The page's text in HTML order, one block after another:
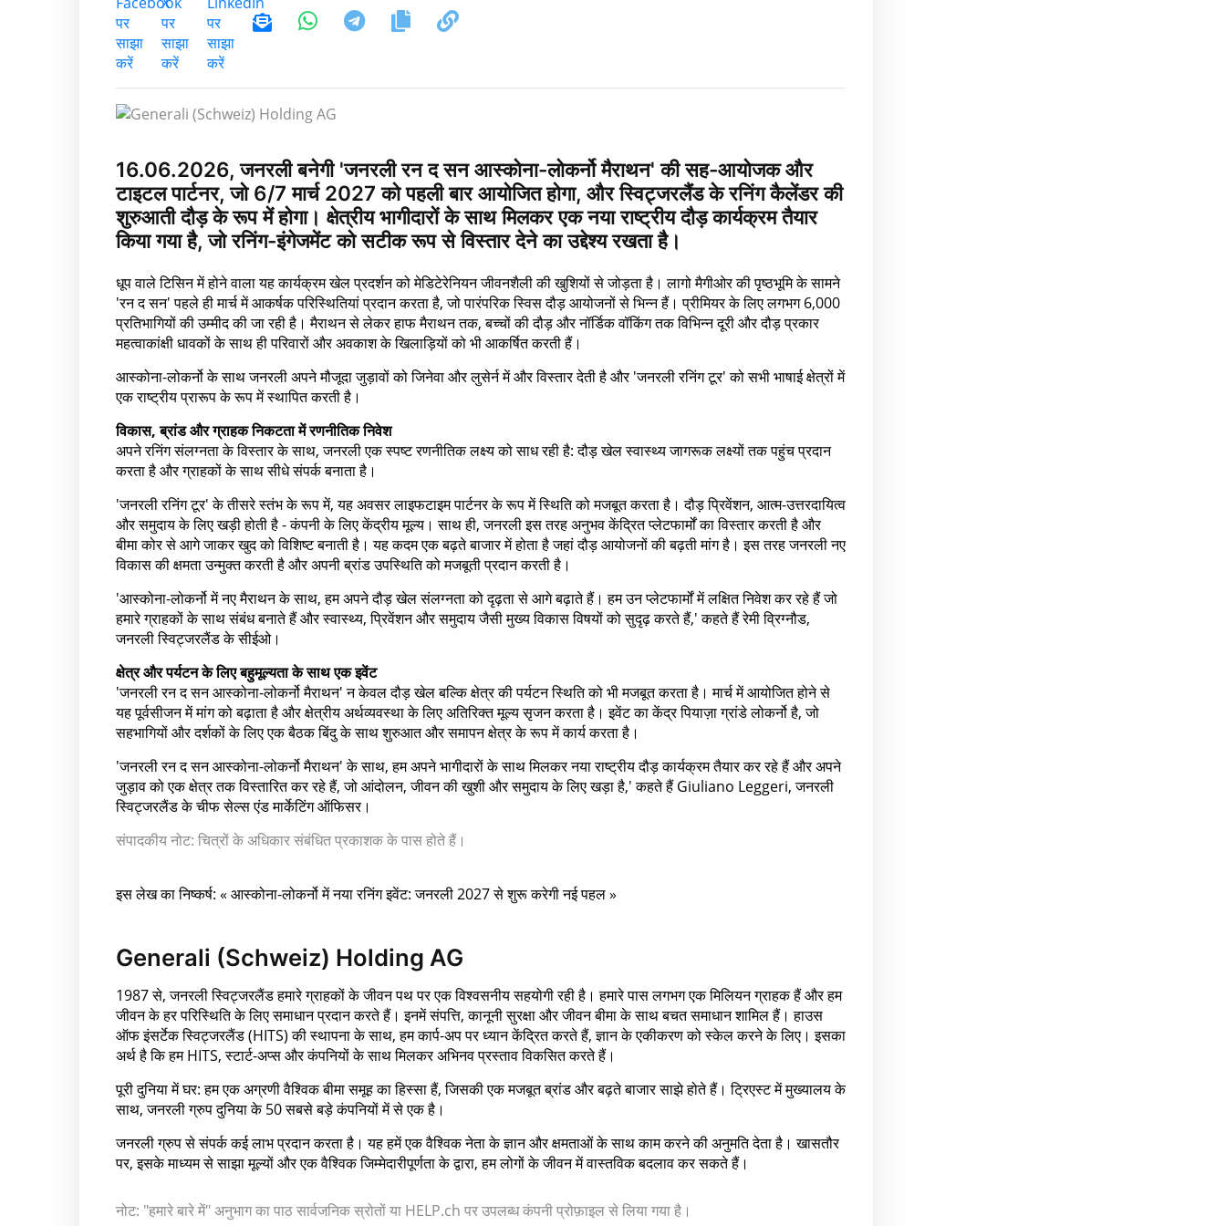
16.06.2026, जनरली बनेगी 'जनरली रन द सन आस्कोना-लोकर्नो मैराथन' की सह-आयोजक और
टाइटल पार्टनर, जो 6/7 मार्च 2027 को पहली बार आयोजित होगा, और स्विट्जरलैंड के रनिंग कैलेंडर की
शुरुआती दौड़ के रूप में होगा। क्षेत्रीय भागीदारों के साथ मिलकर एक नया राष्ट्रीय दौड़ कार्यक्रम तैयार
किया गया है, जो रनिंग-इंगेजमेंट को सटीक रूप से विस्तार देने का उद्देश्य रखता है।
धूप वाले टिसिन में होने वाला यह कार्यक्रम खेल प्रदर्शन को मेडिटेरेनियन जीवनशैली की खुशियों से जोड़ता है। लागो मैगीओर की पृष्ठभूमि के सामने
'रन द सन' पहले ही मार्च में आकर्षक परिस्थितियां प्रदान करता है, जो पारंपरिक स्विस दौड़ आयोजनों से भिन्न हैं। प्रीमियर के लिए लगभग 6,000
प्रतिभागियों की उम्मीद की जा रही है। मैराथन से लेकर हाफ मैराथन तक, बच्चों की दौड़ और नॉर्डिक वॉकिंग तक विभिन्न दूरी और दौड़ प्रकार
महत्वाकांक्षी धावकों के साथ ही परिवारों और अवकाश के खिलाड़ियों को भी आकर्षित करती हैं।
आस्कोना-लोकर्नो के साथ जनरली अपने मौजूदा जुड़ावों को जिनेवा और लुसेर्न में और विस्तार देती है और 'जनरली रनिंग टूर' को सभी भाषाई क्षेत्रों में
एक राष्ट्रीय प्रारूप के रूप में स्थापित करती है।
विकास, ब्रांड और ग्राहक निकटता में रणनीतिक निवेश
अपने रनिंग संलग्नता के विस्तार के साथ, जनरली एक स्पष्ट रणनीतिक लक्ष्य को साध रही है: दौड़ खेल स्वास्थ्य जागरूक लक्ष्यों तक पहुंच प्रदान
करता है और ग्राहकों के साथ सीधे संपर्क बनाता है।
'जनरली रनिंग टूर' के तीसरे स्तंभ के रूप में, यह अवसर लाइफटाइम पार्टनर के रूप में स्थिति को मजबूत करता है। दौड़ प्रिवेंशन, आत्म-उत्तरदायित्व
और समुदाय के लिए खड़ी होती है - कंपनी के लिए केंद्रीय मूल्य। साथ ही, जनरली इस तरह अनुभव केंद्रित प्लेटफार्मों का विस्तार करती है और
बीमा कोर से आगे जाकर खुद को विशिष्ट बनाती है। यह कदम एक बढ़ते बाजार में होता है जहां दौड़ आयोजनों की बढ़ती मांग है। इस तरह जनरली नए
विकास की क्षमता उन्मुक्त करती है और अपनी ब्रांड उपस्थिति को मजबूती प्रदान करती है।
'आस्कोना-लोकर्नो में नए मैराथन के साथ, हम अपने दौड़ खेल संलग्नता को दृढ़ता से आगे बढ़ाते हैं। हम उन प्लेटफार्मों में लक्षित निवेश कर रहे हैं जो
हमारे ग्राहकों के साथ संबंध बनाते हैं और स्वास्थ्य, प्रिवेंशन और समुदाय जैसी मुख्य विकास विषयों को सुदृढ़ करते हैं,' कहते हैं रेमी व्रिग्नौड,
जनरली स्विट्जरलैंड के सीईओ।
क्षेत्र और पर्यटन के लिए बहुमूल्यता के साथ एक इवेंट
'जनरली रन द सन आस्कोना-लोकर्नो मैराथन' न केवल दौड़ खेल बल्कि क्षेत्र की पर्यटन स्थिति को भी मजबूत करता है। मार्च में आयोजित होने से
यह पूर्वसीजन में मांग को बढ़ाता है और क्षेत्रीय अर्थव्यवस्था के लिए अतिरिक्त मूल्य सृजन करता है। इवेंट का केंद्र पियाज़ा ग्रांडे लोकर्नो है, जो
सहभागियों और दर्शकों के लिए एक बैठक बिंदु के साथ शुरुआत और समापन क्षेत्र के रूप में कार्य करता है।
'जनरली रन द सन आस्कोना-लोकर्नो मैराथन' के साथ, हम अपने भागीदारों के साथ मिलकर नया राष्ट्रीय दौड़ कार्यक्रम तैयार कर रहे हैं और अपने
जुड़ाव को एक क्षेत्र तक विस्तारित कर रहे हैं, जो आंदोलन, जीवन की खुशी और समुदाय के लिए खड़ा है,' कहते हैं Giuliano Leggeri, जनरली
स्विट्जरलैंड के चीफ सेल्स एंड मार्केटिंग ऑफिसर।
संपादकीय नोट: चित्रों के अधिकार संबंधित प्रकाशक के पास होते हैं।
इस लेख का निष्कर्ष: « आस्कोना-लोकर्नो में नया रनिंग इवेंट: जनरली 2027 से शुरू करेगी नई पहल »
Generali (Schweiz) Holding AG
1987 से, जनरली स्विट्जरलैंड हमारे ग्राहकों के जीवन पथ पर एक विश्वसनीय सहयोगी रही है। हमारे पास लगभग एक मिलियन ग्राहक हैं और हम
जीवन के हर परिस्थिति के लिए समाधान प्रदान करते हैं। इनमें संपत्ति, कानूनी सुरक्षा और जीवन बीमा के साथ बचत समाधान शामिल हैं। हाउस
ऑफ इंसर्टेक स्विट्जरलैंड (HITS) की स्थापना के साथ, हम कार्प-अप पर ध्यान केंद्रित करते हैं, ज्ञान के एकीकरण को स्केल करने के लिए। इसका
अर्थ है कि हम HITS, स्टार्ट-अप्स और कंपनियों के साथ मिलकर अभिनव प्रस्ताव विकसित करते हैं।
पूरी दुनिया में घर: हम एक अग्रणी वैश्विक बीमा समूह का हिस्सा हैं, जिसकी एक मजबूत ब्रांड और बढ़ते बाजार साझे होते हैं। ट्रिएस्ट में मुख्यालय के
साथ, जनरली ग्रुप दुनिया के 50 सबसे बड़े कंपनियों में से एक है।
जनरली ग्रुप से संपर्क कई लाभ प्रदान करता है। यह हमें एक वैश्विक नेता के ज्ञान और क्षमताओं के साथ काम करने की अनुमति देता है। खासतौर
पर, इसके माध्यम से साझा मूल्यों और एक वैश्विक जिम्मेदारीपूर्णता के द्वारा, हम लोगों के जीवन में वास्तविक बदलाव कर सकते हैं।
नोट: "हमारे बारे में" अनुभाग का पाठ सार्वजनिक स्रोतों या HELP.ch पर उपलब्ध कंपनी प्रोफ़ाइल से लिया गया है।